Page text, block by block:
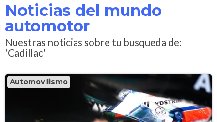
Noticias del mundo
automotor
Nuestras noticias sobre tu busqueda de:
'Cadillac'
Automovilismo